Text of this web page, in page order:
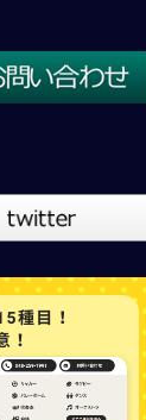
大阪営業所
吹奏楽